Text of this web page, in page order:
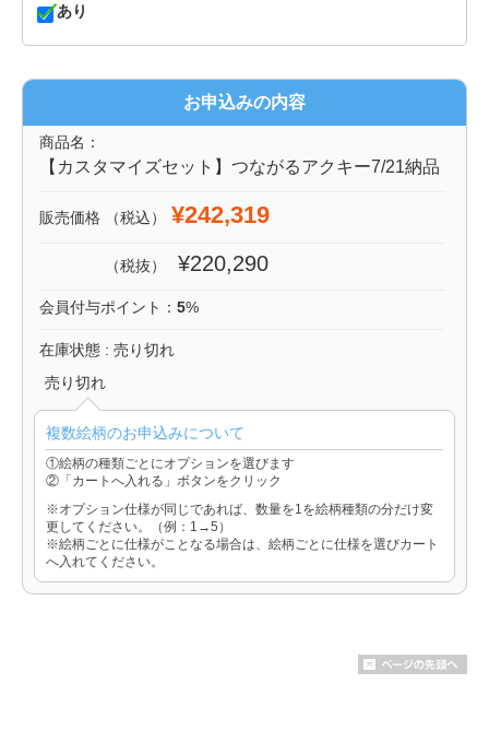
あり
お申込みの内容
商品名：
【カスタマイズセット】つながるアクキー7/21納品
販売価格 （税込） ¥242,319
（税抜） ¥220,290
会員付与ポイント： 5%
在庫状態 : 売り切れ
売り切れ
複数絵柄のお申込みについて
①絵柄の種類ごとにオプションを選びます
②「カートへ入れる」ボタンをクリック
※オプション仕様が同じであれば、数量を1を絵柄種類の分だけ変
更してください。（例：1→5）
※絵柄ごとに仕様がことなる場合は、絵柄ごとに仕様を選びカート
へ入れてください。